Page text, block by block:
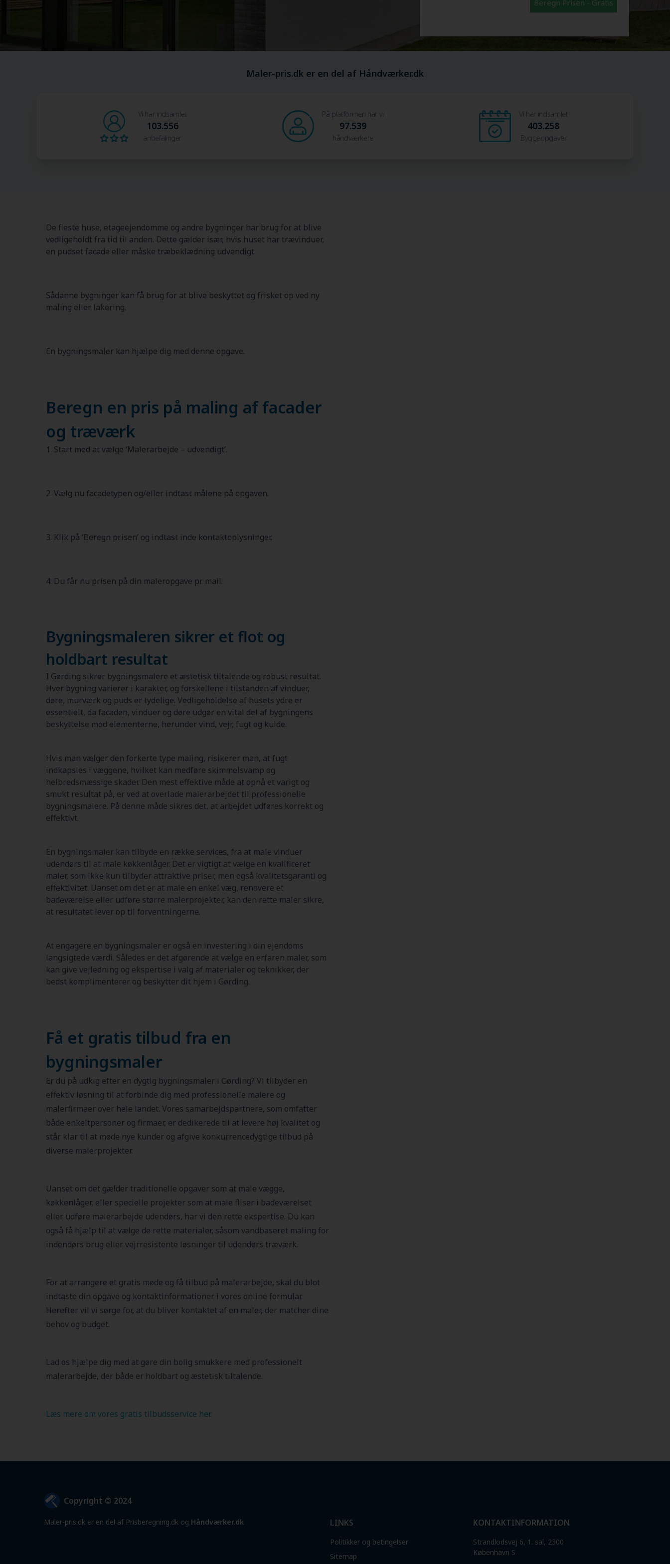
Beregn Prisen - Gratis
Maler-pris.dk er en del af Håndværker.dk
Vi har indsamlet
103.556
anbefalinger
På platformen har vi
97.539
håndværkere
Vi har indsamlet
403.258
Byggeopgaver
De fleste huse, etageejendomme og andre bygninger har brug for at blive
vedligeholdt fra tid til anden. Dette gælder især, hvis huset har trævinduer,
en pudset facade eller måske træbeklædning udvendigt.
Sådanne bygninger kan få brug for at blive beskyttet og frisket op ved ny
maling eller lakering.
En bygningsmaler kan hjælpe dig med denne opgave.
Beregn en pris på maling af facader
og træværk
1. Start med at vælge ‘Malerarbejde – udvendigt’.
2. Vælg nu facadetypen og/eller indtast målene på opgaven.
3. Klik på ‘Beregn prisen’ og indtast inde kontaktoplysninger.
4. Du får nu prisen på din maleropgave pr. mail.
Bygningsmaleren sikrer et flot og
holdbart resultat
I Gørding sikrer bygningsmalere et æstetisk tiltalende og robust resultat.
Hver bygning varierer i karakter, og forskellene i tilstanden af vinduer,
døre, murværk og puds er tydelige. Vedligeholdelse af husets ydre er
essentielt, da facaden, vinduer og døre udgør en vital del af bygningens
beskyttelse mod elementerne, herunder vind, vejr, fugt og kulde.
Hvis man vælger den forkerte type maling, risikerer man, at fugt
indkapsles i væggene, hvilket kan medføre skimmelsvamp og
helbredsmæssige skader. Den mest effektive måde at opnå et varigt og
smukt resultat på, er ved at overlade malerarbejdet til professionelle
bygningsmalere. På denne måde sikres det, at arbejdet udføres korrekt og
effektivt.
En bygningsmaler kan tilbyde en række services, fra at male vinduer
udendørs til at male køkkenlåger. Det er vigtigt at vælge en kvalificeret
maler, som ikke kun tilbyder attraktive priser, men også kvalitetsgaranti og
effektivitet. Uanset om det er at male en enkel væg, renovere et
badeværelse eller udføre større malerprojekter, kan den rette maler sikre,
at resultatet lever op til forventningerne.
At engagere en bygningsmaler er også en investering i din ejendoms
langsigtede værdi. Således er det afgørende at vælge en erfaren maler, som
kan give vejledning og ekspertise i valg af materialer og teknikker, der
bedst komplimenterer og beskytter dit hjem i Gørding.
Få et gratis tilbud fra en
bygningsmaler
Er du på udkig efter en dygtig bygningsmaler i Gørding? Vi tilbyder en
effektiv løsning til at forbinde dig med professionelle malere og
malerfirmaer over hele landet. Vores samarbejdspartnere, som omfatter
både enkeltpersoner og firmaer, er dedikerede til at levere høj kvalitet og
står klar til at møde nye kunder og afgive konkurrencedygtige tilbud på
diverse malerprojekter.
Uanset om det gælder traditionelle opgaver som at male vægge,
køkkenlåger, eller specielle projekter som at male fliser i badeværelset
eller udføre malerarbejde udendørs, har vi den rette ekspertise. Du kan
også få hjælp til at vælge de rette materialer, såsom vandbaseret maling for
indendørs brug eller vejrresistente løsninger til udendørs træværk.
For at arrangere et gratis møde og få tilbud på malerarbejde, skal du blot
indtaste din opgave og kontaktinformationer i vores online formular.
Herefter vil vi sørge for, at du bliver kontaktet af en maler, der matcher dine
behov og budget.
Lad os hjælpe dig med at gøre din bolig smukkere med professionelt
malerarbejde, der både er holdbart og æstetisk tiltalende.
Læs mere om vores gratis tilbudsservice her.
Copyright © 2024
Maler-pris.dk er en del af Prisberegning.dk og Håndværker.dk LINKS
Politikker og betingelser
Sitemap
KONTAKTINFORMATION
Strandlodsvej 6, 1. sal, 2300
København S